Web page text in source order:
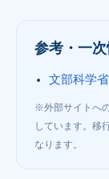
参考・一
文部科学
※外部サイトへ
しています。移
なります。